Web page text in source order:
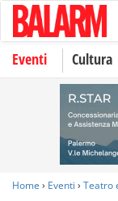
Eventi Cultura
Home › Eventi › Teatro